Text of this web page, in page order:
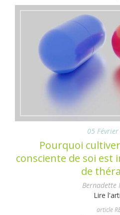
05
Pourquoi
consciente de soi
de
Bernadette
Lire
article